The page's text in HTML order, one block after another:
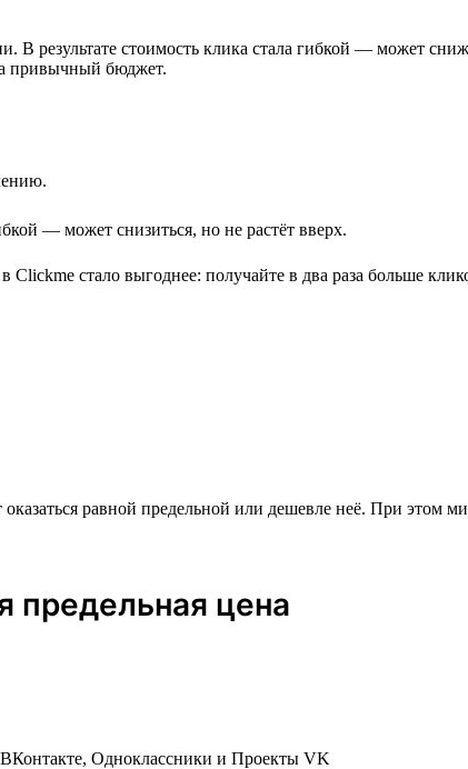
результате стоимость клика стала гибкой — может
привычный бюджет.
— может снизиться, но не растёт вверх.
равной предельной или дешевле неё. При этом
предельная цена
Одноклассники и Проекты VK